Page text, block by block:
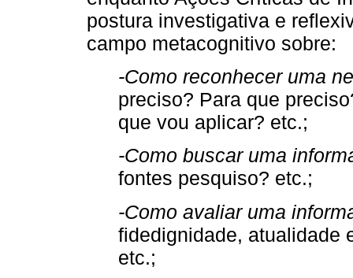
postura investigativa e
campo metacognitivo sobre:
-Como reconhecer uma
preciso? Para que
que vou aplicar? etc.;
-Como buscar uma
fontes pesquiso? etc.;
-Como avaliar uma
fidedignidade, atualidade
etc.;